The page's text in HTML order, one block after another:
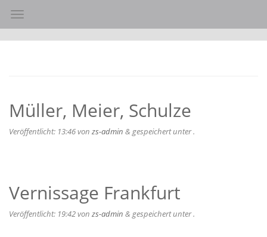
Toggle navigation
Müller, Meier, Schulze
Veröffentlicht: 13:46von zs-admin & gespeichert unter .
Vernissage Frankfurt
Veröffentlicht: 19:42von zs-admin & gespeichert unter .